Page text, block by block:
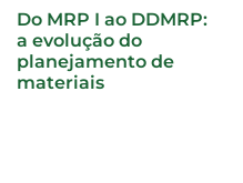
Do MRP I ao DDMRP:
a evolução do
planejamento de
materiais